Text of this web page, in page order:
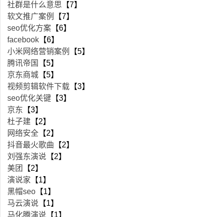
社群是什么意思 【7】
软文推广案例
【7】
seo优化方案 【6】
facebook 【6】
小米网络营销案例
【5】
腾讯帝国
【5】
京东商城 【5】
视频剪辑软件下载 【3】
seo优化关键 【3】
京东 【3】
杜子建 【2】
网络安全 【2】
抖音最火歌曲 【2】
刘强东演说 【2】
美团
【2】
演说家 【1】
黑帽seo 【1】
马云演说 【1】
马化腾演说 【1】